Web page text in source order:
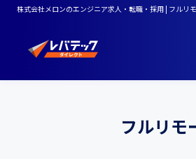
株式会社メロンのエンジニア求人・転職・採用 | フルリ
フルリモ